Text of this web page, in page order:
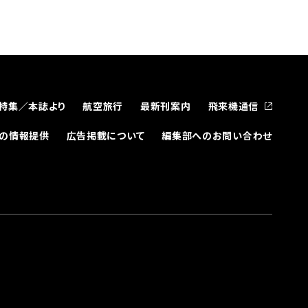
集／本誌より 航空旅行 最新刊案内 飛来機通信
情報提供 広告掲載について 編集部へのお問い合わせ